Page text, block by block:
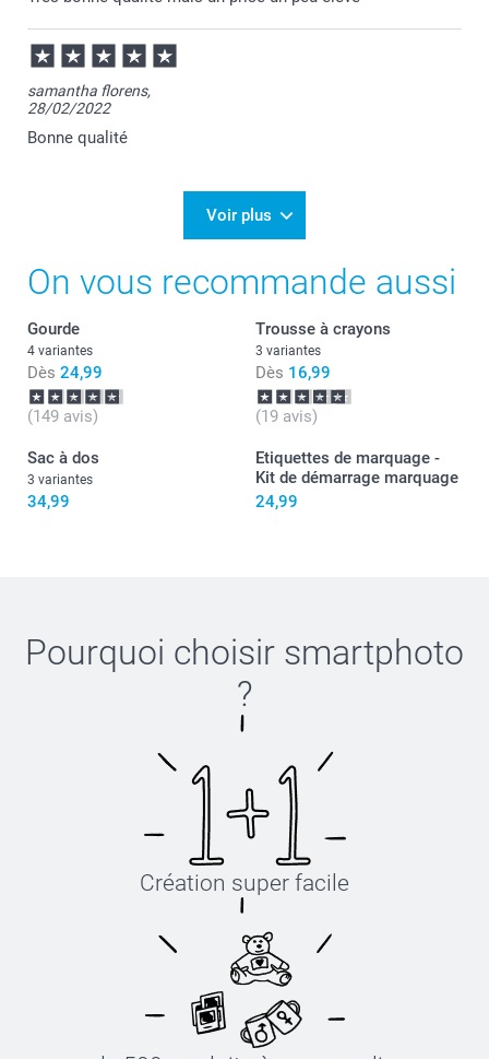
Julie@Smartphoto
samantha florens,
28/02/2022
Bonne qualité
Voir plus
On vous recommande aussi
Gourde
4 variantes
Dès 24,99
(149 avis)
Trousse à crayons
3 variantes
Dès 16,99
(19 avis)
Sac à dos
3 variantes
34,99
Etiquettes de marquage -
Kit de démarrage marquage
24,99
Pourquoi choisir smartphoto
?
Création super facile